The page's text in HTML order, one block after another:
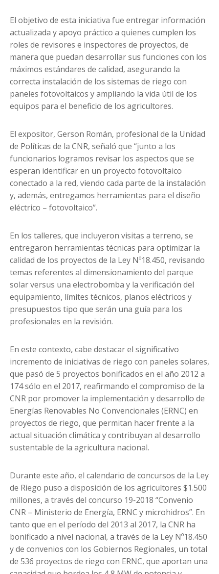
El objetivo de esta iniciativa fue entregar información
actualizada y apoyo práctico a quienes cumplen los
roles de revisores e inspectores de proyectos, de
manera que puedan desarrollar sus funciones con los
máximos estándares de calidad, asegurando la
correcta instalación de los sistemas de riego con
paneles fotovoltaicos y ampliando la vida útil de los
equipos para el beneficio de los agricultores.
El expositor, Gerson Román, profesional de la Unidad
de Políticas de la CNR, señaló que “junto a los
funcionarios logramos revisar los aspectos que se
esperan identificar en un proyecto fotovoltaico
conectado a la red, viendo cada parte de la instalación
y, además, entregamos herramientas para el diseño
eléctrico – fotovoltaico”.
En los talleres, que incluyeron visitas a terreno, se
entregaron herramientas técnicas para optimizar la
calidad de los proyectos de la Ley Nº18.450, revisando
temas referentes al dimensionamiento del parque
solar versus una electrobomba y la verificación del
equipamiento, límites técnicos, planos eléctricos y
presupuestos tipo que serán una guía para los
profesionales en la revisión.
En este contexto, cabe destacar el significativo
incremento de iniciativas de riego con paneles solares,
que pasó de 5 proyectos bonificados en el año 2012 a
174 sólo en el 2017, reafirmando el compromiso de la
CNR por promover la implementación y desarrollo de
Energías Renovables No Convencionales (ERNC) en
proyectos de riego, que permitan hacer frente a la
actual situación climática y contribuyan al desarrollo
sustentable de la agricultura nacional.
Durante este año, el calendario de concursos de la Ley
de Riego puso a disposición de los agricultores $1.500
millones, a través del concurso 19-2018 “Convenio
CNR – Ministerio de Energía, ERNC y microhidros”. En
tanto que en el período del 2013 al 2017, la CNR ha
bonificado a nivel nacional, a través de la Ley Nº18.450
y de convenios con los Gobiernos Regionales, un total
de 536 proyectos de riego con ERNC, que aportan una